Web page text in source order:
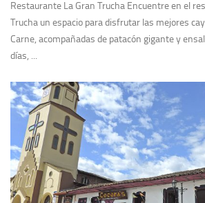
Restaurante La Gran Trucha Encuentre en el
Trucha un espacio para disfrutar las mejores
Carne, acompañadas de patacón gigante y
días, ...